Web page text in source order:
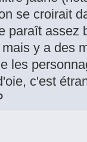
se croirait
paraît assez
y a des
les
c'est